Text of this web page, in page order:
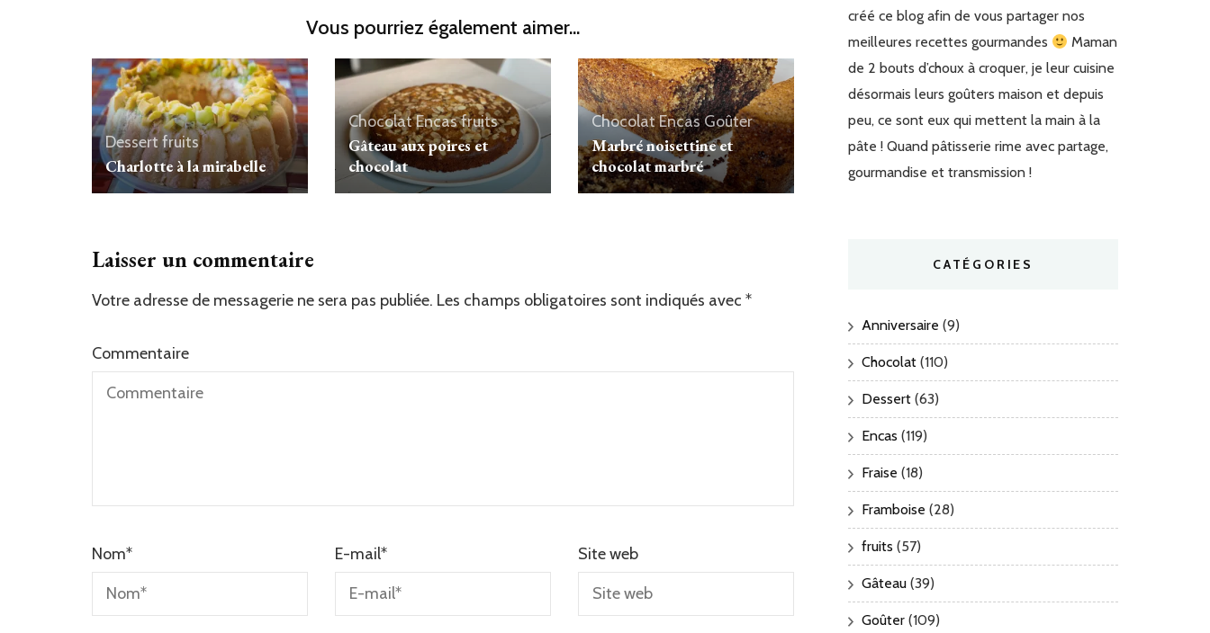
Vous pourriez également aimer...
Dessert fruits
Charlotte à la mirabelle
ChocolatEncasfruits
Gâteau aux poires et
chocolat
ChocolatEncasGoûter
Marbré noisettine et
chocolat marbré
Laisser un commentaire
Votre adresse de messagerie ne sera pas publiée. Les champs obligatoires sont indiqués avec *
Commentaire
Nom* E-mail* Site web
créé ce blog afin de vous partager nos
meilleures recettes gourmandes
Maman
de 2 bouts d’choux à croquer, je leur cuisine
désormais leurs goûters maison et depuis
peu, ce sont eux qui mettent la main à la
pâte ! Quand pâtisserie rime avec partage,
gourmandise et transmission !
CATÉGORIES
Anniversaire (9)
Chocolat (110)
Dessert (63)
Encas (119)
Fraise (18)
Framboise (28)
fruits (57)
Gâteau (39)
Goûter (109)